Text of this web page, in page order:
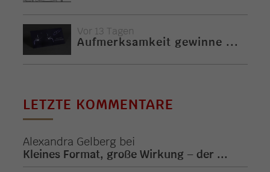
Vor 13 Tagen
Aufmerksamkeit gewinne ...
LETZTE KOMMENTARE
Alexandra Gelberg bei
Kleines Format, große Wirkung – der ...